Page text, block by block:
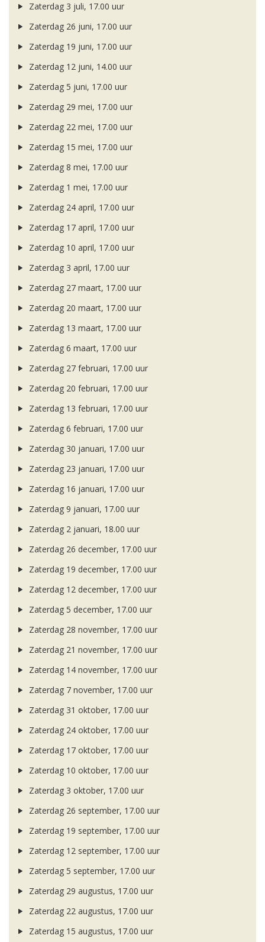
Zaterdag 3 juli, 17.00 uur
Zaterdag 26 juni, 17.00 uur
Zaterdag 19 juni, 17.00 uur
Zaterdag 12 juni, 14.00 uur
Zaterdag 5 juni, 17.00 uur
Zaterdag 29 mei, 17.00 uur
Zaterdag 22 mei, 17.00 uur
Zaterdag 15 mei, 17.00 uur
Zaterdag 8 mei, 17.00 uur
Zaterdag 1 mei, 17.00 uur
Zaterdag 24 april, 17.00 uur
Zaterdag 17 april, 17.00 uur
Zaterdag 10 april, 17.00 uur
Zaterdag 3 april, 17.00 uur
Zaterdag 27 maart, 17.00 uur
Zaterdag 20 maart, 17.00 uur
Zaterdag 13 maart, 17.00 uur
Zaterdag 6 maart, 17.00 uur
Zaterdag 27 februari, 17.00 uur
Zaterdag 20 februari, 17.00 uur
Zaterdag 13 februari, 17.00 uur
Zaterdag 6 februari, 17.00 uur
Zaterdag 30 januari, 17.00 uur
Zaterdag 23 januari, 17.00 uur
Zaterdag 16 januari, 17.00 uur
Zaterdag 9 januari, 17.00 uur
Zaterdag 2 januari, 18.00 uur
Zaterdag 26 december, 17.00 uur
Zaterdag 19 december, 17.00 uur
Zaterdag 12 december, 17.00 uur
Zaterdag 5 december, 17.00 uur
Zaterdag 28 november, 17.00 uur
Zaterdag 21 november, 17.00 uur
Zaterdag 14 november, 17.00 uur
Zaterdag 7 november, 17.00 uur
Zaterdag 31 oktober, 17.00 uur
Zaterdag 24 oktober, 17.00 uur
Zaterdag 17 oktober, 17.00 uur
Zaterdag 10 oktober, 17.00 uur
Zaterdag 3 oktober, 17.00 uur
Zaterdag 26 september, 17.00 uur
Zaterdag 19 september, 17.00 uur
Zaterdag 12 september, 17.00 uur
Zaterdag 5 september, 17.00 uur
Zaterdag 29 augustus, 17.00 uur
Zaterdag 22 augustus, 17.00 uur
Zaterdag 15 augustus, 17.00 uur